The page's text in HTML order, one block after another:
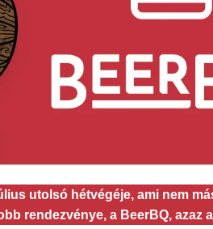
utolsó hétvégéje, ami nem
rendezvénye, a BeerBQ, azaz